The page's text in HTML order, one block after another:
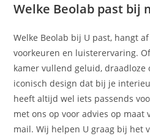
Welke Beolab past bij
Welke Beolab bij U past, hangt
voorkeuren en luisterervaring.
kamer vullend geluid, draadloze
iconisch design dat bij je
heeft altijd wel iets passends
met ons op voor advies op maat
mail. Wij helpen U graag bij het